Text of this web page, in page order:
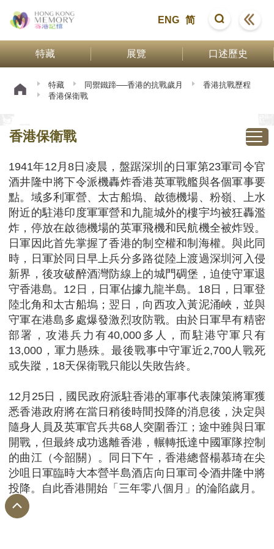
ENG 简
特藏 展覽 口述歷史
特藏 同禦鐵蹄──香港的抗戰歲月
香港抗戰歷程
香港保衛戰
香港保衛戰
1941年12月8日凌晨，盤踞深圳的日軍第23軍司令官
酒井隆中將下令派機轟炸香港英軍戰艦與各個軍事要
點。域多利軍營、太古船塢、啟德機場、粉嶺、上水
附近的駐港印度軍軍營和九龍城外的樓宇均被狂轟濫
炸，停放在啟德機場的英軍飛機和民航機全被炸毀。
日軍因此首先掌握了香港的制空權和制海權。與此同
時，日軍於同日早上兵分多路從陸上渡過深圳河入侵
新界，後攻破醉酒灣防線上的城門碉堡，迫使守軍退
守香港島。12日，日軍佔據九龍半島。18日，日軍登
陸北角和太古船塢；翌日，向西攻入黃泥涌峽，並與
守軍在港島多處爆發激烈攻防戰。由於日軍早有精密
部署，攻港兵力有40,000多人，而駐港守軍只有
13,000，軍力懸殊。最後戰事中守軍近2,700人戰死
或失蹤，18天保衛戰只能以失敗告終。
12月25日，國民政府派駐香港的軍事代表陳策將軍獲
悉香港政府將在當日稍後時間投降的消息後，決定與
隨身人員及英軍官兵共68人突圍香江；途中雖與日軍
開戰，但最終成功逃離香港，輾轉抵達中國軍隊控制
的曲江（今韶關）。同日下午，香港總督楊慕琦在尖
沙咀日軍臨時大本營半島酒店向日軍司令酒井隆中將
投降。自此香港開始「三年零八個月」的淪陷歲月。